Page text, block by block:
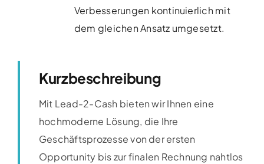
Verbesserungen kontinuierlich mit
dem gleichen Ansatz umgesetzt​.
Kurzbeschreibung
Mit Lead-2-Cash bieten wir Ihnen eine
hochmoderne Lösung, die Ihre
Geschäftsprozesse von der ersten
Opportunity bis zur finalen Rechnung nahtlos